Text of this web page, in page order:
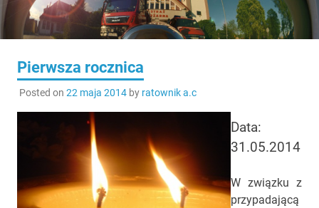
Pierwsza rocznica
Posted on 22 maja 2014by ratownik a.c
Data:
31.05.2014
W związku z
przypadającą